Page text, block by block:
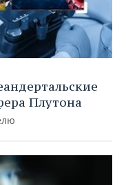
Плутона